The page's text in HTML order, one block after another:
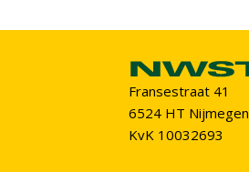
Fransestraat 41
6524 HT Nijmegen
KvK 10032693